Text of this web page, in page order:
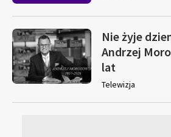
Nie żyje
Andrzej
lat
Telewizja